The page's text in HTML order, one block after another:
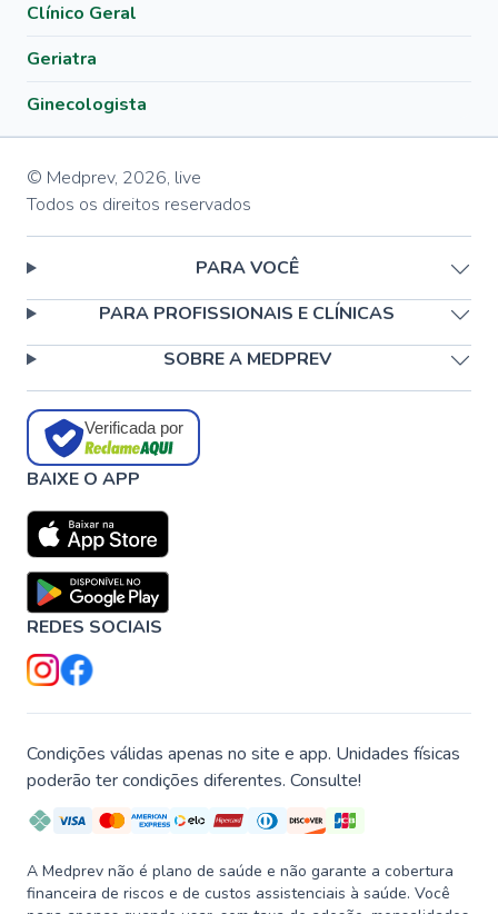
Clínico Geral
Geriatra
Ginecologista
© Medprev, 2026, live
Todos os direitos reservados
PARA VOCÊ
PARA PROFISSIONAIS E CLÍNICAS
SOBRE A MEDPREV
Verificada por
BAIXE O APP
REDES SOCIAIS
Condições válidas apenas no site e app. Unidades físicas
poderão ter condições diferentes. Consulte!
A Medprev não é plano de saúde e não garante a cobertura
financeira de riscos e de custos assistenciais à saúde. Você